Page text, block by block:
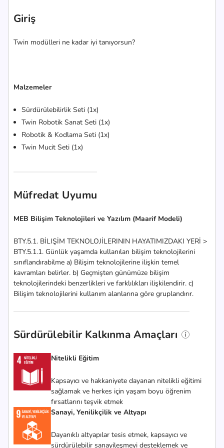
Giriş
Twin modülleri ne kadar iyi tanıyorsun?
Malzemeler
Sürdürülebilirlik Seti (1x)
Twin Robotik Sanat Seti (1x)
Robotik & Kodlama Seti (1x)
Twin Mucit Seti (1x)
Müfredat Uyumu
MEB Bilişim Teknolojileri ve Yazılım (Maarif Modeli)
BTY.5.1. BİLIŞİM TEKNOLOJİLERININ HAYATIMIZDAKI YERİ >
BTY.5.1.1. Günlük yaşamda kullanılan bilişim teknolojilerini
sınıflandırabilme a) Bilişim teknolojilerine ilişkin temel
kavramları belirler. b) Geçmişten günümüze bilişim
teknolojilerindeki benzerlikleri ve farklılıkları ilişkilendirir. c)
Bilişim teknolojilerini kullanım alanlarına göre gruplandırır.
Sürdürülebilir Kalkınma Amaçları
Nitelikli Eğitim
Kapsayıcı ve hakkaniyete dayanan nitelikli eğitimi
sağlamak ve herkes için yaşam boyu öğrenim
fırsatlarını teşvik etmek
Sanayi, Yenilikçilik ve Altyapı
Dayanıklı altyapılar tesis etmek, kapsayıcı ve
sürdürülebilir sanayileşmeyi desteklemek ve